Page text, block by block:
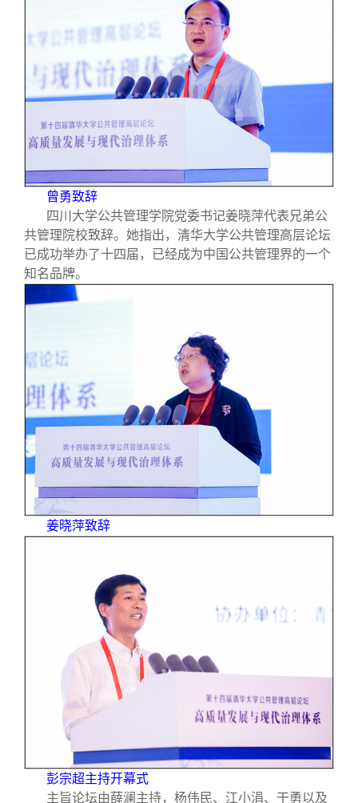
曾勇致辞
四川大学公共管理学院党委书记姜晓萍代表兄弟公
共管理院校致辞。她指出，清华大学公共管理高层论坛
已成功举办了十四届，已经成为中国公共管理界的一个
知名品牌。
姜晓萍致辞
彭宗超主持开幕式
主旨论坛由薛澜主持，杨伟民、江小涓、干勇以及